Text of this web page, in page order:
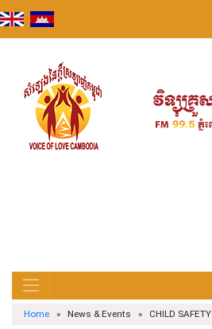
to
content
Home » News & Events » CHILD SAFETY